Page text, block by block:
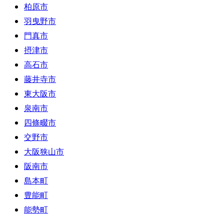
柏原市
羽曳野市
門真市
摂津市
高石市
藤井寺市
東大阪市
泉南市
四條畷市
交野市
大阪狭山市
阪南市
島本町
豊能町
能勢町